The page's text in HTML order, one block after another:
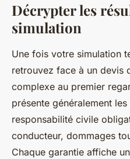
Décrypter les
simulation
Une fois votre simulation
retrouvez face à un devis
complexe au premier
présente généralement les
responsabilité civile
conducteur, dommages
Chaque garantie affiche